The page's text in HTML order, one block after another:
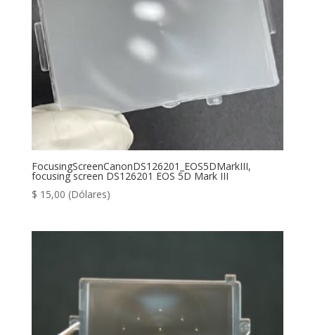
FocusingScreenCanonDS126201_EOS5DMarkIII,
focusing screen DS126201 EOS 5D Mark III
$ 15,00 (Dólares)